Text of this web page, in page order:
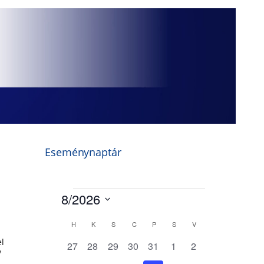
Eseménynaptár